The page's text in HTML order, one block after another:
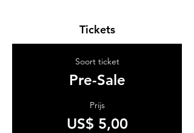
Tickets
Soort ticket
Pre-Sale
Prijs
US$ 5,00